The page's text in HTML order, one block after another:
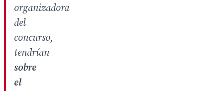
organizadora
del
concurso,
tendrían
sobre
el